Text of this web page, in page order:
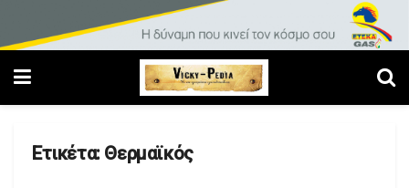
Ετικέτα: Θερμαϊκός